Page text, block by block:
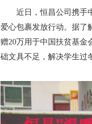
近日，恒昌公司携手
爱心包裹发放行动。据了
赠20万用于中国扶贫基金
础文具不足，解决学生过